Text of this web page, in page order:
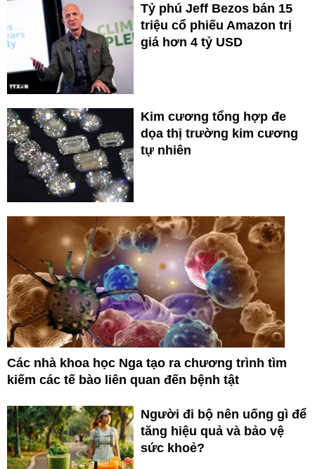
Tỷ phú Jeff Bezos bán 15
triệu cổ phiếu Amazon trị
giá hơn 4 tỷ USD
Kim cương tổng hợp đe
dọa thị trường kim cương
tự nhiên
Các nhà khoa học Nga tạo ra chương trình tìm
kiếm các tế bào liên quan đến bệnh tật
Người đi bộ nên uống gì để
tăng hiệu quả và bảo vệ
sức khoẻ?